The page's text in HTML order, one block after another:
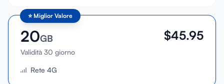
⭐ Miglior Valore
20GB
Validità 30 giorno
$45.95
Rete 4G